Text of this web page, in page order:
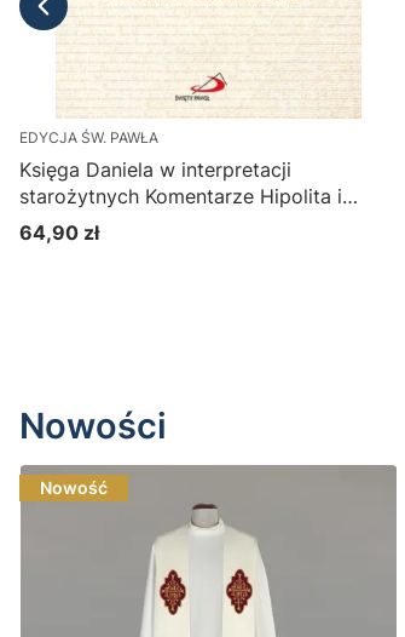
EDYCJA ŚW. PAWŁA
Księga Daniela w interpretacji
starożytnych Komentarze Hipolita i
Teodoreta z Cyru (seria Biblia Ojców
Tom 8)
Cena
64,90 zł
Nowości
Nowość